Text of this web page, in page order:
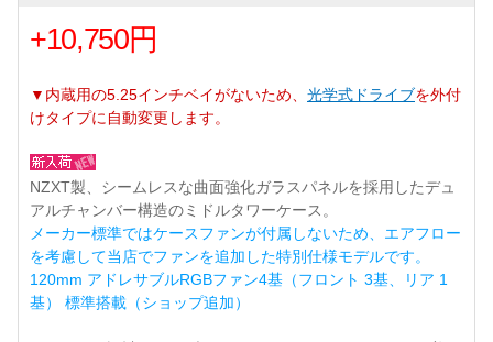
+10,750円
▼内蔵用の5.25インチベイがないため、 光学式ドライブを外付
けタイプに自動変更します。
NZXT製、シームレスな曲面強化ガラスパネルを採用したデュ
アルチャンバー構造のミドルタワーケース。
メーカー標準ではケースファンが付属しないため、エアフロー
を考慮して当店でファンを追加した特別仕様モデルです。
120mm アドレサブルRGBファン4基（フロント 3基、リア 1
基） 標準搭載（ショップ追加）